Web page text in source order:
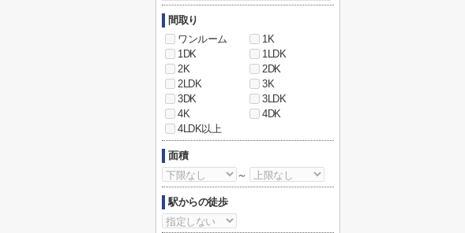
間取り
ワンルーム
1K
1DK
1LDK
2K
2DK
2LDK
3K
3DK
3LDK
4K
4DK
4LDK以上
面積
～
駅からの徒歩